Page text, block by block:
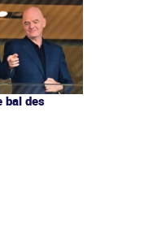
bal des